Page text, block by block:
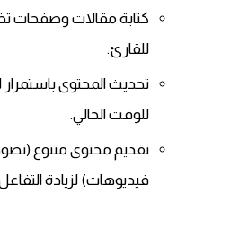
كتابة مقالات وصفحات
للقارئ.
تحديث المحتوى
للوقت الحالي.
تقديم محتوى متنوع
فيديوهات) لزيادة